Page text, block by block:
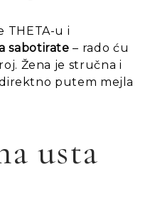
THETA-u i
sabotirate – rado ću
Žena je stručna i
direktno putem mejla
usta